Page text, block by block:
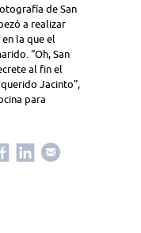
de San
a realizar
en la que el
“Oh, San
al fin el
Jacinto”,
para